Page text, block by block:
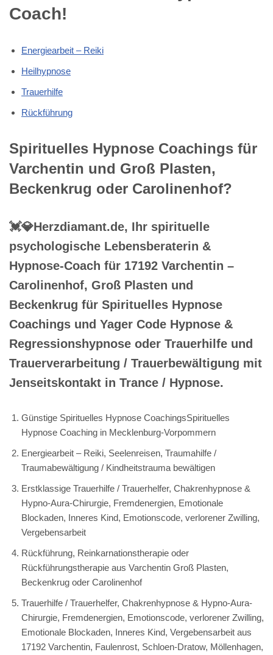
Coach!
Energiearbeit – Reiki
Heilhypnose
Trauerhilfe
Rückführung
Spirituelles Hypnose Coachings für
Varchentin und Groß Plasten,
Beckenkrug oder Carolinenhof?
💓️💎Herzdiamant.de, Ihr spirituelle
psychologische Lebensberaterin &
Hypnose-Coach für 17192 Varchentin –
Carolinenhof, Groß Plasten und
Beckenkrug für Spirituelles Hypnose
Coachings und Yager Code Hypnose &
Regressionshypnose oder Trauerhilfe und
Trauerverarbeitung / Trauerbewältigung mit
Jenseitskontakt in Trance / Hypnose.
Günstige Spirituelles Hypnose CoachingsSpirituelles
Hypnose Coaching in Mecklenburg-Vorpommern
Energiearbeit – Reiki, Seelenreisen, Traumahilfe /
Traumabewältigung / Kindheitstrauma bewältigen
Erstklassige Trauerhilfe / Trauerhelfer, Chakrenhypnose &
Hypno-Aura-Chirurgie, Fremdenergien, Emotionale
Blockaden, Inneres Kind, Emotionscode, verlorener Zwilling,
Vergebensarbeit
Rückführung, Reinkarnationstherapie oder
Rückführungstherapie aus Varchentin Groß Plasten,
Beckenkrug oder Carolinenhof
Trauerhilfe / Trauerhelfer, Chakrenhypnose & Hypno-Aura-
Chirurgie, Fremdenergien, Emotionscode, verlorener Zwilling,
Emotionale Blockaden, Inneres Kind, Vergebensarbeit aus
17192 Varchentin, Faulenrost, Schloen-Dratow, Möllenhagen,